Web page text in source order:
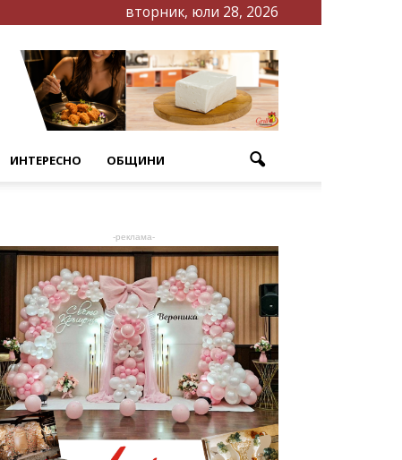
вторник, юли 28, 2026
ИНТЕРЕСНО ОБЩИНИ
-реклама-